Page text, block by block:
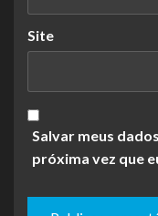
Site
Salvar meus
próxima vez que